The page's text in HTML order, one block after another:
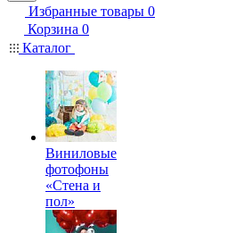
Избранные товары 0
Корзина 0
Каталог
Виниловые
фотофоны
«Стена и
пол»